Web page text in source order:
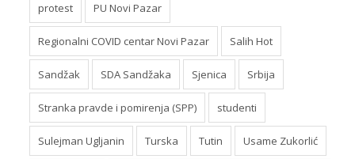
protest PU Novi Pazar
Regionalni COVID centar Novi Pazar Salih Hot
Sandžak SDA Sandžaka Sjenica Srbija
Stranka pravde i pomirenja (SPP) studenti
Sulejman Ugljanin Turska Tutin Usame Zukorlić